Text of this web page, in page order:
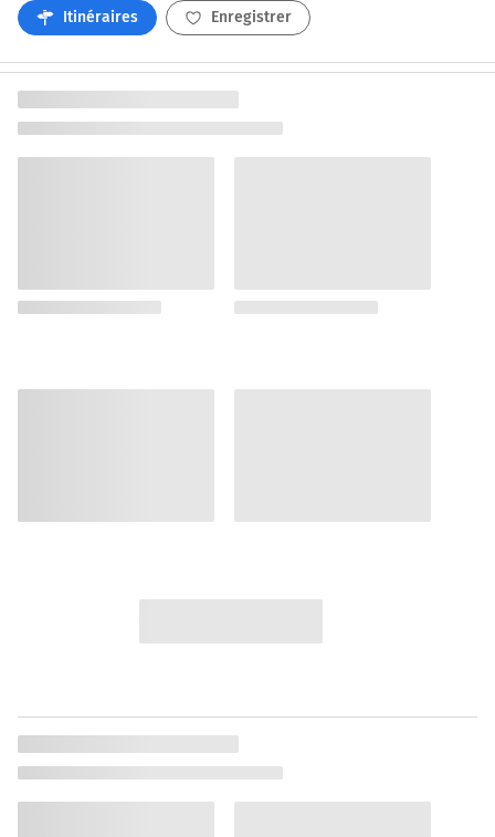
Itinéraires Enregistrer